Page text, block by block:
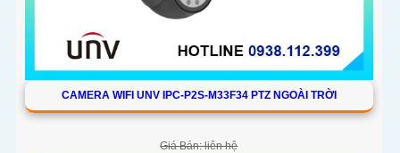
CAMERA WIFI UNV IPC-P2S-M33F34 PTZ NGOÀI TRỜI
Giá Bán: liên hệ